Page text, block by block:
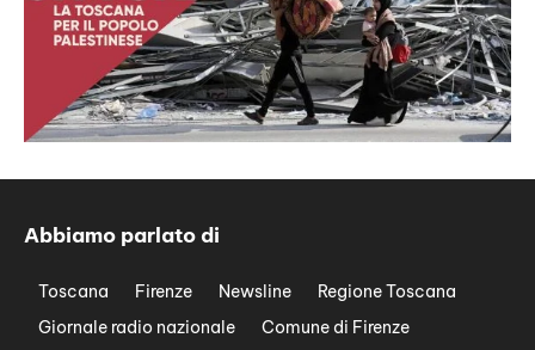
Abbiamo parlato di
Toscana Firenze Newsline
Regione Toscana
Giornale radio nazionale
Comune di Firenze